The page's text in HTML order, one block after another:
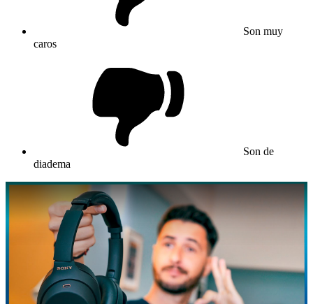
Son muy
caros
Son de
diadema